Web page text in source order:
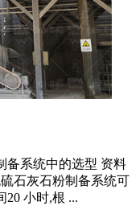
备系统中的选型 资料
石灰石粉制备系统可
20 小时,根 ...